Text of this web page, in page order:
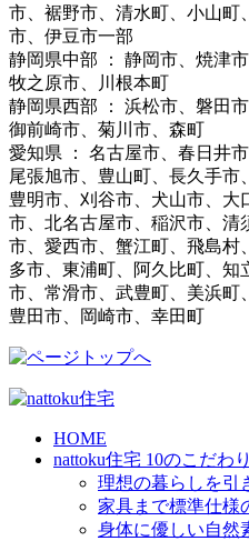
市、裾野市、清水町、小山町
市、伊豆市一部
静岡県中部 ： 静岡市、焼津
牧之原市、川根本町
静岡県西部 ： 浜松市、磐田
御前崎市、菊川市、森町
愛知県 ： 名古屋市、春日井
尾張旭市、豊山町、長久手市
豊明市、刈谷市、犬山市、大
市、北名古屋市、稲沢市、清
市、愛西市、蟹江町、飛島村
多市、東浦町、阿久比町、知
市、常滑市、武豊町、美浜町
豊田市、岡崎市、幸田町
HOME
nattoku住宅 10のこだわり
理想の暮らしを引
家具まで標準仕様
身体に優しい自然